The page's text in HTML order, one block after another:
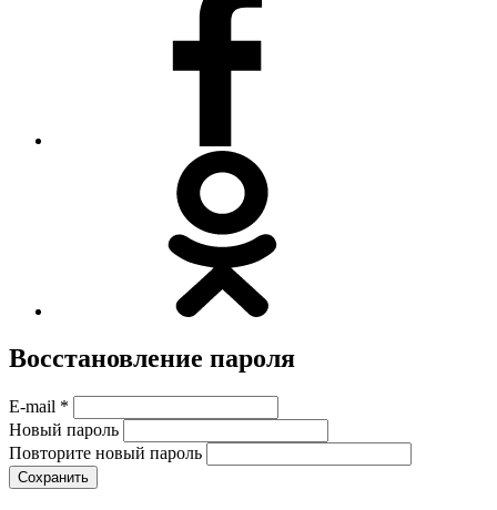
Восстановление пароля
E-mail *
Новый пароль
Повторите новый пароль